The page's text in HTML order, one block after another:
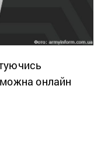
можна онлайн